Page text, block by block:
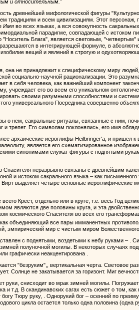
и относительным."
древнейшей мифологической фигуры
традициям и всем цивилизациям. Этот персонаж,
Имя во всех языках, а вся совокупность
парадигме, совпадающей с истоком
"Носитель Блага", является световым,
в интегрирующей формуле, в
изобилие вещей и явлений в строгую и
она не принадлежит к специфическому миру
социально-научной рационализации. Это
в себя человека, как важнейший компонент
учреждает его во всем его уникальном
своими разумными способностями и
универсального Посредника совершенно
о нем, сакральные ритуалы, связанные с ним,
трепет. Его символам поклонялись, его имя
архаические иероглифы Heilbringer'а, и пришел к
является его схематизированное
синонимами служат фигуры с поднятыми
Спасителя неразрывно связаны с древнейшим
и истоком сакрального языка – как письменного
выделяет четыре основные иероглифические
Крест, отдельно или в круге, т.е. весь Год
являются две половины круга, и эта
космического Спасителя во всех его
объединяющий все пары имманентных
эмпирический мир с чистым миром Божественного
с поднятыми, воздетыми к небу руками – .
полуночной могилы. В некоторых случаях
графически неакцентирована .
"безруким",, вертикальная черта. Световое
Солнце нe закатывается за горизонт. Миг
руки, снисходит во мрак зимней могилы.
и т.д. В скандинавских сагах есть сюжет о том,
богу Тюру руку, . Однорукий бог – осенний по
цикла остается только одна половина (одна